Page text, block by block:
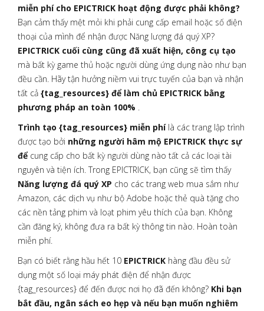
miễn phí cho EPICTRICK hoạt động được phải không?
Bạn cảm thấy mệt mỏi khi phải cung cấp email hoặc số điện
thoại của mình để nhận được Năng lượng đá quý XP?
EPICTRICK cuối cùng cũng đã xuất hiện, công cụ tạo
mà bất kỳ game thủ hoặc người dùng ứng dụng nào như bạn
đều cần. Hãy tận hưởng niềm vui trực tuyến của bạn và nhận
tất cả {tag_resources} để làm chủ EPICTRICK bằng
phương pháp an toàn 100% .
Trình tạo {tag_resources} miễn phílà các trang lập trình
được tạo bởi những người hâm mộ EPICTRICK thực sự
để cung cấp cho bất kỳ người dùng nào tất cả các loại tài
nguyên và tiện ích. Trong EPICTRICK, bạn cũng sẽ tìm thấy
Năng lượng đá quý XP cho các trang web mua sắm như
Amazon, các dịch vụ như bộ Adobe hoặc thẻ quà tặng cho
các nền tảng phim và loạt phim yêu thích của bạn. Không
cần đăng ký, không đưa ra bất kỳ thông tin nào. Hoàn toàn
miễn phí.
Bạn có biết rằng hầu hết 10 EPICTRICK hàng đầu đều sử
dụng một số loại máy phát điện để nhận được
{tag_resources} để đến được nơi họ đã đến không? Khi bạn
bắt đầu, ngân sách eo hẹp và nếu bạn muốn nghiêm